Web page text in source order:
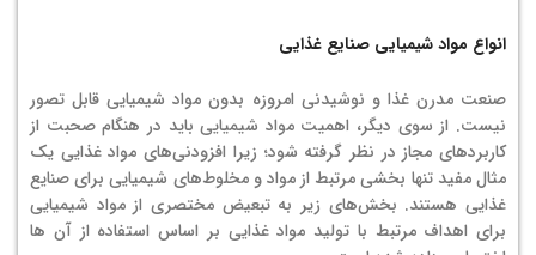
انواع مواد شیمیایی صنایع غذایی
صنعت مدرن غذا و نوشیدنی امروزه بدون مواد شیمیایی قابل تصور
نیست. از سوی دیگر، اهمیت مواد شیمیایی باید در هنگام صحبت از
کاربردهای مجاز در نظر گرفته شود؛ زیرا افزودنی‌های مواد غذایی یک
مثال مفید تنها بخشی مرتبط از مواد و مخلوط‌های شیمیایی برای صنایع
غذایی هستند. بخش‌های زیر به تبعیض مختصری از مواد شیمیایی
برای اهداف مرتبط با تولید مواد غذایی بر اساس استفاده از آن ها